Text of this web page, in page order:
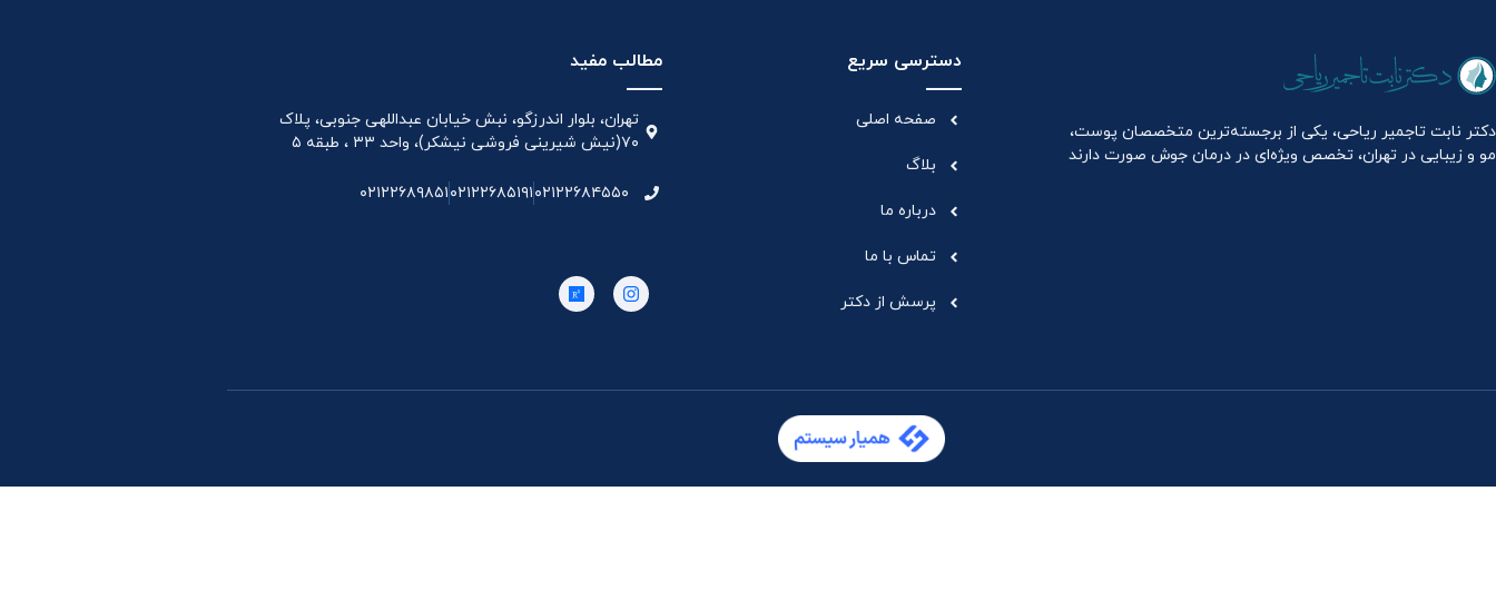
دکتر نابت تاجمیر ریاحی، یکی از برجسته‌ترین متخصصان پوست،
مو و زیبایی در تهران، تخصص ویژه‌ای در درمان جوش صورت دارند
دسترسی سریع
صفحه اصلی
بلاگ
درباره ما
تماس با ما
پرسش از دکتر
مطالب مفید
تهران، بلوار اندرزگو، نبش خیابان عبداللهی جنوبی، پلاک
۷۰(نیش شیرینی فروشی نیشکر)، واحد ۳۳ ، طبقه ۵
۰۲۱۲۲۶۸۴۵۵۰۰۲۱۲۲۶۸۵۱۹۱۰۲۱۲۲۶۸۹۸۵۱